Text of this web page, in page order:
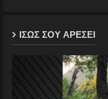
ΙΣΩΣ ΣΟΥ ΑΡΕΣΕΙ